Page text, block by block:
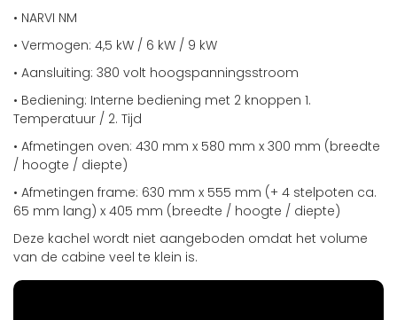
• NARVI NM
• Vermogen: 4,5 kW / 6 kW / 9 kW
• Aansluiting: 380 volt hoogspanningsstroom
• Bediening: Interne bediening met 2 knoppen 1.
Temperatuur / 2. Tijd
• Afmetingen oven: 430 mm x 580 mm x 300 mm (breedte
/ hoogte / diepte)
• Afmetingen frame: 630 mm x 555 mm (+ 4 stelpoten ca.
65 mm lang) x 405 mm (breedte / hoogte / diepte)
Deze kachel wordt niet aangeboden omdat het volume
van de cabine veel te klein is.